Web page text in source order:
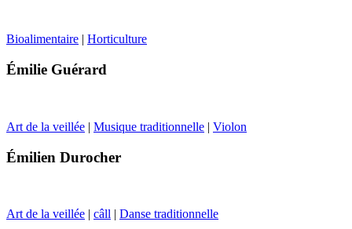
Bioalimentaire | Horticulture
Émilie Guérard
Art de la veillée | Musique traditionnelle | Violon
Émilien Durocher
Art de la veillée | câll | Danse traditionnelle